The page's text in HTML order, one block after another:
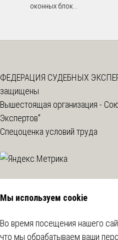
оконных блок...
ФЕДЕРАЦИЯ СУДЕБНЫХ
защищены
Вышестоящая организация -
Экспертов"
Спецоценка условий труда
Мы используем cookie
Во время посещения нашего
что мы обрабатываем ваши